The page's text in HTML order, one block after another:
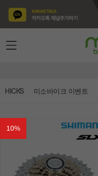
HICKS 미소바이크 이벤트
10%